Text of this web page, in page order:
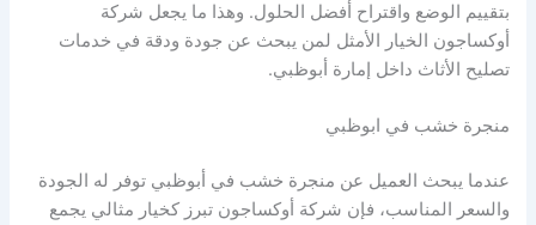
بتقييم الوضع واقتراح أفضل الحلول. وهذا ما يجعل شركة
أوكساجون الخيار الأمثل لمن يبحث عن جودة ودقة في خدمات
تصليح الأثاث داخل إمارة أبوظبي.
منجرة خشب في ابوظبي
عندما يبحث العميل عن منجرة خشب في أبوظبي توفر له الجودة
والسعر المناسب، فإن شركة أوكساجون تبرز كخيار مثالي يجمع